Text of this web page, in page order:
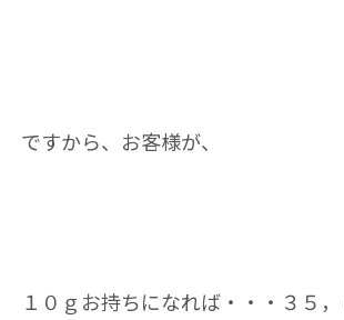
ですから、お客様が、
１０ｇお持ちになれば・・・３５